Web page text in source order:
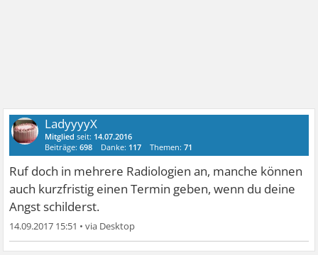
LadyyyyX
Mitglied seit: 14.07.2016
Beiträge:698 Danke: 117 Themen:71
Ruf doch in mehrere Radiologien an, manche können
auch kurzfristig einen Termin geben, wenn du deine
Angst schilderst.
14.09.2017 15:51 •